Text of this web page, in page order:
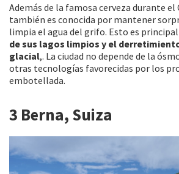
Además de la famosa cerveza durante
también es conocida por mantener
limpia el agua del grifo. Esto es
de sus lagos limpios y el
glacial,. La ciudad no depende de la
otras tecnologías favorecidas por los
embotellada.
3 Berna, Suiza